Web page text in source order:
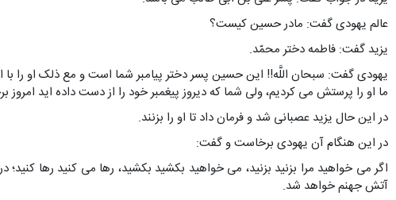
عالم یهودی گفت: مادر حسین کیست؟
یزید گفت: فاطمه دختر محمّد.
یهودی گفت: سبحان اللَّه!! این حسین پسر دختر پیامبر شما است و مع ذلک او را با
ما او را پرستش می کردیم، ولی شما که دیروز پیغمبر خود را از دست داده اید
در این حال یزید عصبانی شد و فرمان داد تا او را بزنند.
در این هنگام آن یهودی برخاست و گفت:
اگر می خواهید مرا بزنید بزنید، می خواهید بکشید بکشید، رها می کنید رها
آتش جهنم خواهد شد.